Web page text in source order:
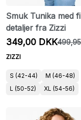
Smuk Tunika med
detaljer fra Zizzi
349,00 DKK
ZIZZI
S (42-44)
M (46-48)
L (50-52)
XL (54-56)